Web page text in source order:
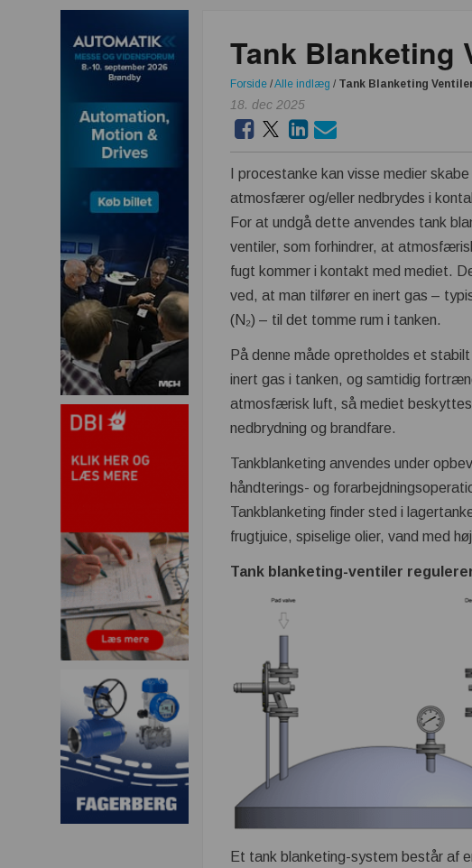
Tank Blanketing
Forside /Alle indlæg / Tank Blanketing
18. dec 2025
I procestanke kan visse medier
atmosfærer og/eller nedbrydes i
For at undgå dette anvendes tank
ventiler, som forhindrer, at
fugt kommer i kontakt med mediet.
ved, at man tilfører en inert gas –
(N₂) – til det tomme rum i tanken.
På denne måde opretholdes et
inert gas i tanken, og samtidig
atmosfærisk luft, så mediet beskyt­tes
nedbrydning og brandfare.
Tankblanketing anvendes under
håndterings- og
Tankblanketing finder sted i
frugtjuice, spiselige olier, vand med
Tank blanketing-ventiler
Et tank blanketing-system består af